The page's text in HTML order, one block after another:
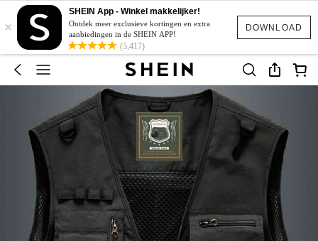
DOWNLOAD
×
SHEIN App - Winkel makkelijker!
Ontdek meer exclusieve kortingen en extra
aanbiedingen in de SHEIN APP!
(5,417)